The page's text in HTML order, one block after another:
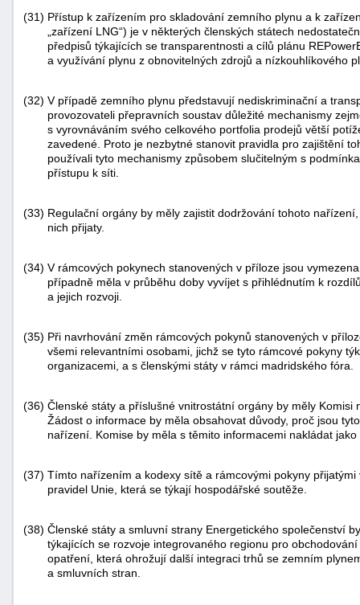
(31) Přístup k zařízením pro skladování zemního plynu a k
„zařízení LNG“) je v některých členských státech
předpisů týkajících se transparentnosti a cílů plánu
a využívání plynu z obnovitelných zdrojů a nízkouhlíkového
(32) V případě zemního plynu představují nediskriminační a
provozovateli přepravních soustav důležité mechanismy
s vyrovnáváním svého celkového portfolia prodejů větší
zavedené. Proto je nezbytné stanovit pravidla pro zajištění
používali tyto mechanismy způsobem slučitelným s
přístupu k síti.
(33) Regulační orgány by měly zajistit dodržování tohoto
nich přijaty.
(34) V rámcových pokynech stanovených v příloze jsou
případně měla v průběhu doby vyvíjet s přihlédnutím k
a jejich rozvoji.
(35) Při navrhování změn rámcových pokynů stanovených v
všemi relevantními osobami, jichž se tyto rámcové pokyny
organizacemi, a s členskými státy v rámci madridského fóra.
(36) Členské státy a příslušné vnitrostátní orgány by měly
Žádost o informace by měla obsahovat důvody, proč jsou
nařízení. Komise by měla s těmito informacemi nakládat
(37) Tímto nařízením a kodexy sítě a rámcovými pokyny
pravidel Unie, která se týkají hospodářské soutěže.
(38) Členské státy a smluvní strany Energetického společenství
týkajících se rozvoje integrovaného regionu pro
opatření, která ohrožují další integraci trhů se zemním
a smluvních stran.